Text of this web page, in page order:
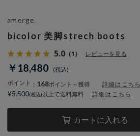
bicolor 美脚strech boots
5.0 （1） レビューを見る
￥18,480
ポイント ： 168ポイント～獲得 詳細はこちら
カートに入れる
amerge.
¥5,500 以上で送料無料 詳細はこちら